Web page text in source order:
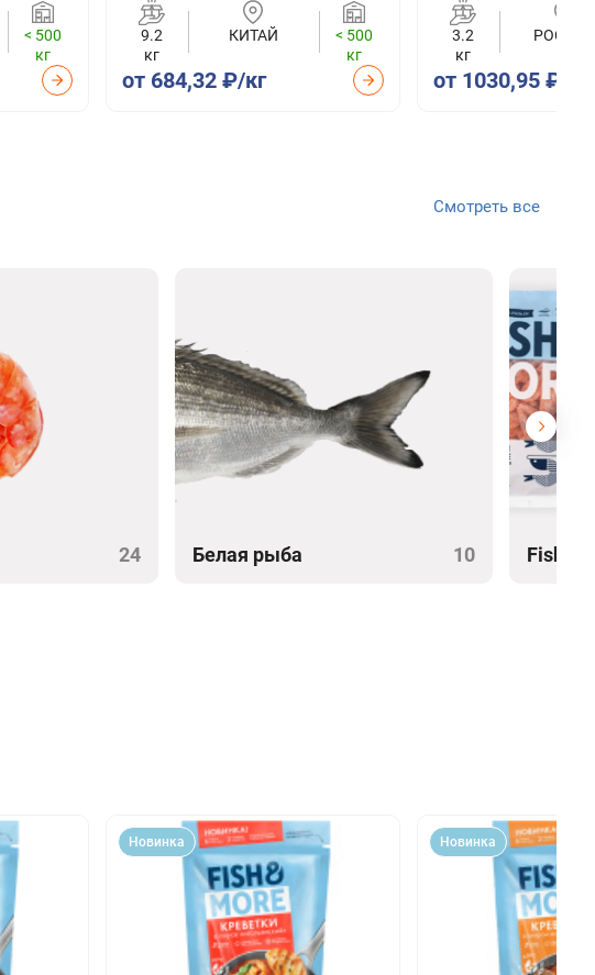
< 500
кг
9.2
кг
КИТАЙ
< 500
кг
от 684,32 ₽/кг
3.2
кг
РОССИЯ
от 1030,95 ₽/кг
Смотреть все
24 Белая рыба 10
Новинка Новинка